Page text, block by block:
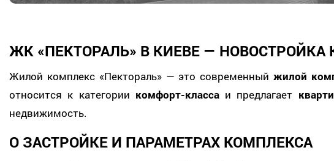
ЖК «ПЕКТОРАЛЬ» В КИЕВЕ —
Жилой комплекс «Пектораль» — это современныйжилой
относится к категории комфорт-классаи предлагает
недвижимость.
О ЗАСТРОЙКЕ И ПАРАМЕТРАХ КОМПЛЕКСА